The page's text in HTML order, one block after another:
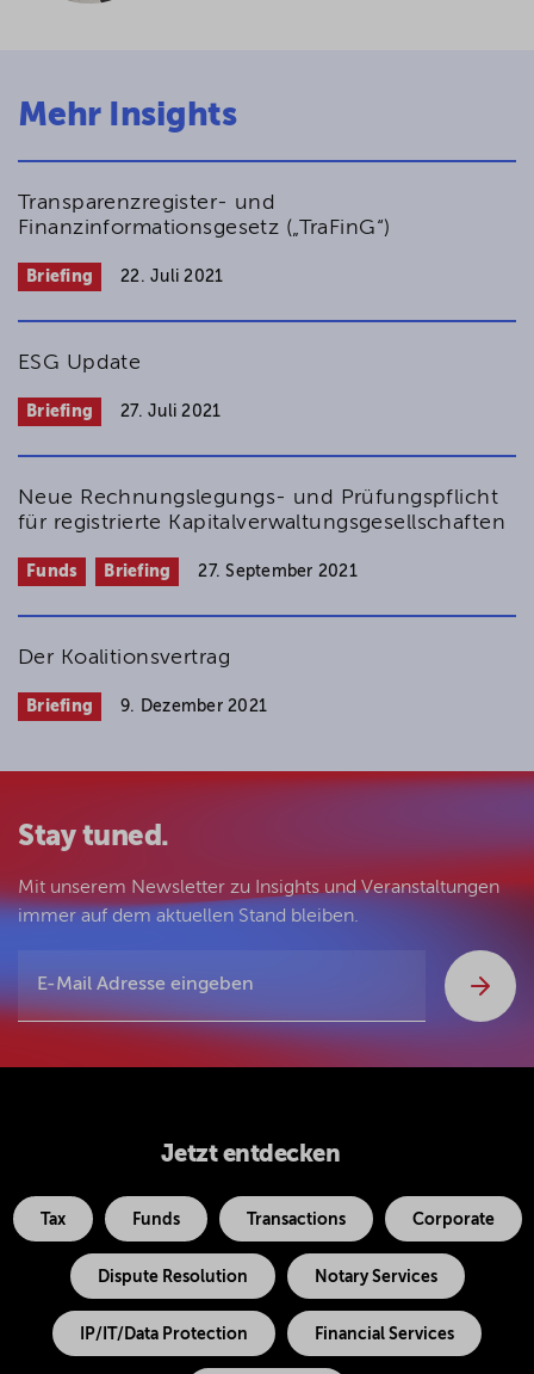
Mehr Insights
Transparenzregister- und
Finanzinformationsgesetz („TraFinG“)
Briefing 22. Juli 2021
ESG Update
Briefing 27. Juli 2021
Neue Rechnungs­legungs- und Prüfungspflicht
für registrierte Kapitalverwaltungs­gesell­schaften
Funds Briefing 27. September 2021
Der Koalitionsvertrag
Briefing 9. Dezember 2021
Stay tuned.
Mit unserem Newsletter zu Insights und Veranstaltungen
immer auf dem aktuellen Stand bleiben.
Jetzt entdecken
Tax Funds Transactions Corporate
Dispute Resolution Notary Services
IP/IT/Data Protection Financial Services